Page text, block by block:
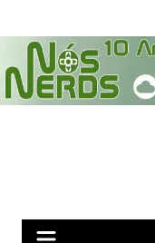
para
conteúdo